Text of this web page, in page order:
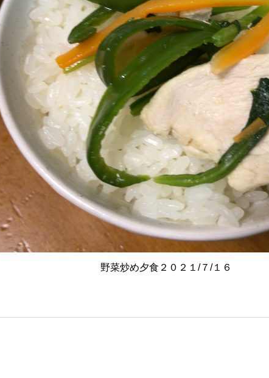
野菜炒め夕食２０２１/７/１６